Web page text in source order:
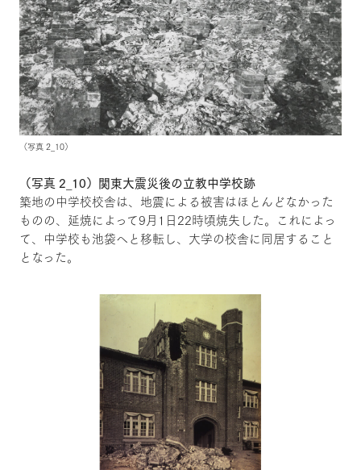
（写真 2_10）
（写真 2_10）関東大震災後の立教中学校跡
築地の中学校校舎は、地震による被害はほとんどなかった
ものの、延焼によって9月1日22時頃焼失した。これによっ
て、中学校も池袋へと移転し、大学の校舎に同居すること
となった。